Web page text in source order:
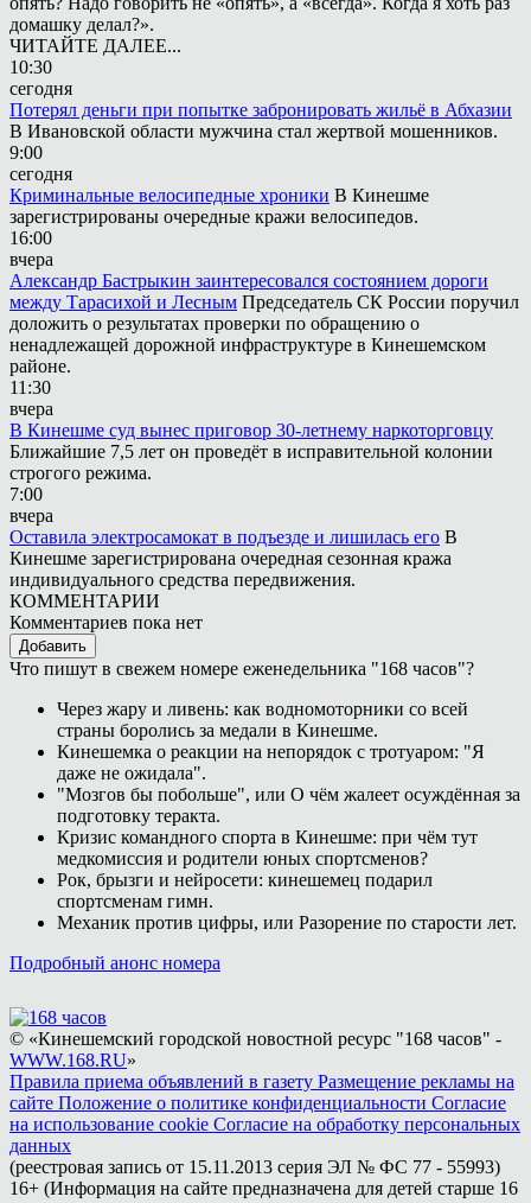
домашку делал?».
ЧИТАЙТЕ ДАЛЕЕ...
10:30
сегодня
Потерял деньги при попытке забронировать жильё в Абхазии
В Ивановской области мужчина стал жертвой мошенников.
9:00
сегодня
Криминальные велосипедные хроники В Кинешме
зарегистрированы очередные кражи велосипедов.
16:00
вчера
Александр Бастрыкин заинтересовался состоянием дороги
между Тарасихой и Лесным Председатель СК России поручил
доложить о результатах проверки по обращению о
ненадлежащей дорожной инфраструктуре в Кинешемском
районе.
11:30
вчера
В Кинешме суд вынес приговор 30-летнему наркоторговцу
Ближайшие 7,5 лет он проведёт в исправительной колонии
строгого режима.
7:00
вчера
Оставила электросамокат в подъезде и лишилась его В
Кинешме зарегистрирована очередная сезонная кража
индивидуального средства передвижения.
КОММЕНТАРИИ
Комментариев пока нет
Добавить
Что пишут в свежем номере еженедельника "168 часов"?
Через жару и ливень: как водномоторники со всей
страны боролись за медали в Кинешме.
Кинешемка о реакции на непорядок с тротуаром: "Я
даже не ожидала".
"Мозгов бы побольше", или О чём жалеет осуждённая за
подготовку теракта.
Кризис командного спорта в Кинешме: при чём тут
медкомиссия и родители юных спортсменов?
Рок, брызги и нейросети: кинешемец подарил
спортсменам гимн.
Механик против цифры, или Разорение по старости лет.
Подробный анонс номера
© «Кинешемский городской новостной ресурс "168 часов" -
WWW.168.RU»
Правила приема объявлений в газету Размещение рекламы на
сайте Положение о политике конфиденциальности Согласие
на использование cookie Согласие на обработку персональных
данных
(реестровая запись от 15.11.2013 серия ЭЛ № ФС 77 - 55993)
16+ (Информация на сайте предназначена для детей старше 16